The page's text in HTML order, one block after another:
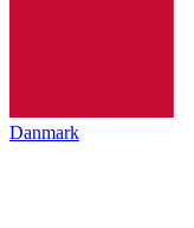
Danmark